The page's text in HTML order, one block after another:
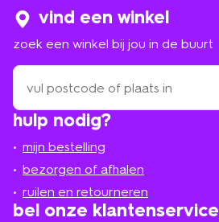
hulp nodig?
mijn bestelling
bezorgen of afhalen
ruilen en retourneren
bel onze klantenservice
vind een winkel
zoek een winkel bij jou in de buurt
zoek
een
winkel
bij
in
de
buurt